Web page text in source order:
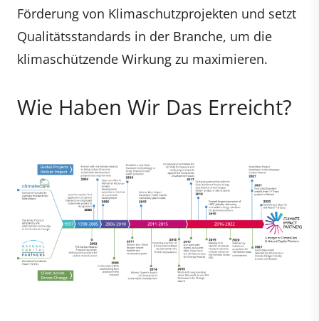
Förderung von Klimaschutzprojekten und setzt
Qualitätsstandards in der Branche, um die
klimaschützende Wirkung zu maximieren.
Wie Haben Wir Das Erreicht?